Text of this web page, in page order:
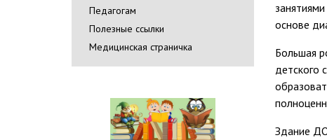
Педагогам
Полезные ссылки
Медицинская страничка
основе
Большая
детского
Здание